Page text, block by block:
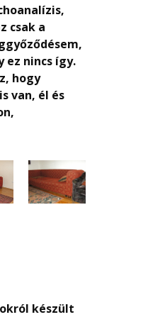
csak a
nincs így.
hogy
van, él és
készült